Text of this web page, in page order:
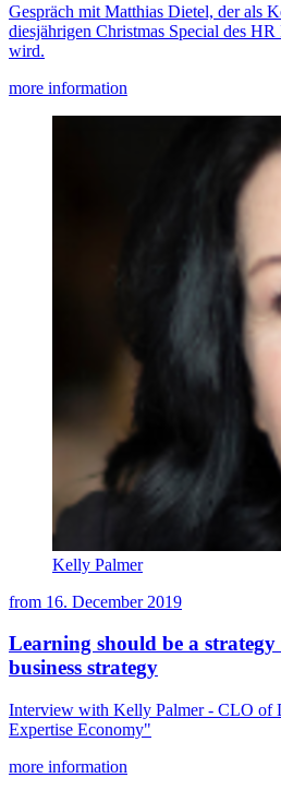
Gespräch mit Matthias Dietel, der als
diesjährigen Christmas Special des
wird.
more information
Kelly Palmer
from 16. December 2019
Learning should be a
business strategy
Interview with Kelly Palmer - CLO of
Expertise Economy"
more information